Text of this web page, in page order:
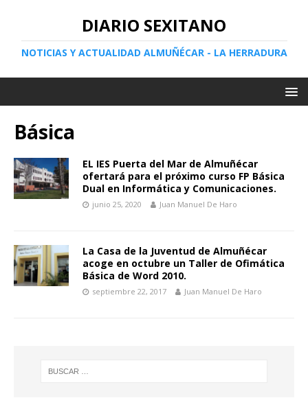
DIARIO SEXITANO
NOTICIAS Y ACTUALIDAD ALMUÑÉCAR - LA HERRADURA
Básica
EL IES Puerta del Mar de Almuñécar
ofertará para el próximo curso FP Básica
Dual en Informática y Comunicaciones.
junio 25, 2020 Juan Manuel De Haro
La Casa de la Juventud de Almuñécar
acoge en octubre un Taller de Ofimática
Básica de Word 2010.
septiembre 22, 2017 Juan Manuel De Haro